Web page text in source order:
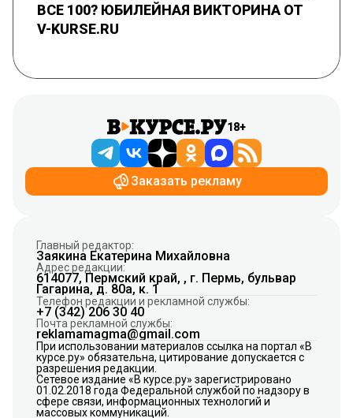
ВСЕ 100? ЮБИЛЕЙНАЯ ВИКТОРИНА ОТ
V-KURSE.RU
18+
Заказать рекламу
Главный редактор:
Заякина Екатерина Михайловна
Адрес редакции:
614077, Пермский край, , г. Пермь, бульвар
Гагарина, д. 80а, к. 1
Телефон редакции и рекламной службы:
+7 (342) 206 30 40
Почта рекламной службы:
reklamamagma@gmail.com
При использовании материалов ссылка на портал «В
курсе.ру» обязательна, цитирование допускается с
разрешения редакции.
Сетевое издание «В курсе.ру» зарегистрировано
01.02.2018 года Федеральной службой по надзору в
сфере связи, информационных технологий и
массовых коммуникаций.